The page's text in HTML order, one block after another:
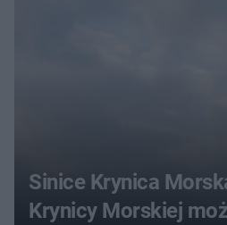
Sinice Krynica
Krynicy Morskiej